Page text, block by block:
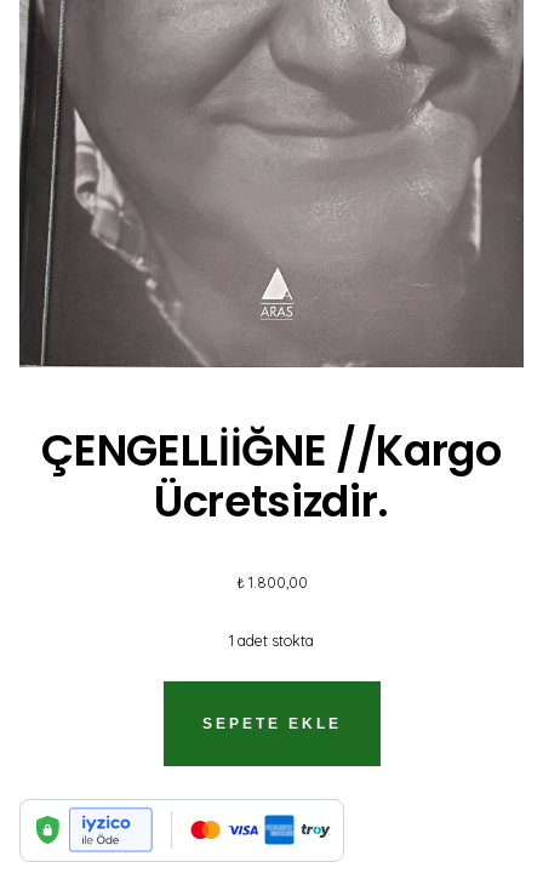
ÇENGELLİİĞNE //Kargo
Ücretsizdir.
₺1.800,00
1 adet stokta
ÜCRETSIZDIR.
ADET
SEPETE EKLE